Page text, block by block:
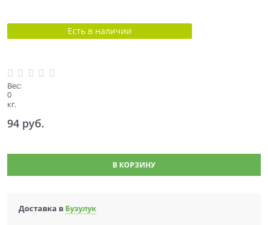
Есть в наличии
Вес:
0
кг.
94 руб.
В КОРЗИНУ
Доставка в Бузулук